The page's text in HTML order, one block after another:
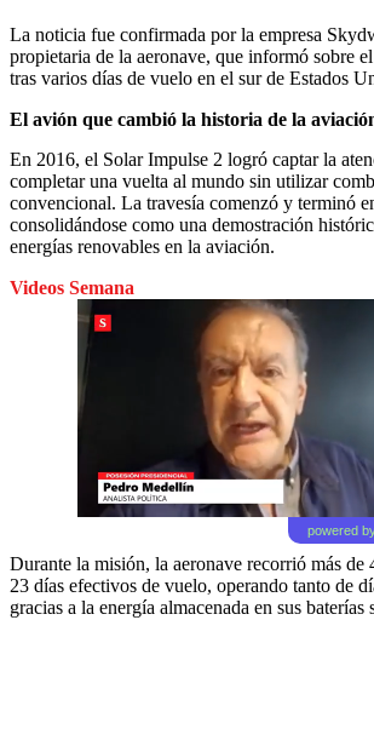
La noticia fue confirmada por la empresa
propietaria de la aeronave, que informó sobre
tras varios días de vuelo en el sur de Estados
El avión que cambió la historia de la
En 2016, el Solar Impulse 2 logró captar la
completar una vuelta al mundo sin utilizar
convencional. La travesía comenzó y terminó
consolidándose como una demostración
energías renovables en la aviación.
Videos Semana
powered
Durante la misión, la aeronave recorrió más de
23 días efectivos de vuelo, operando tanto de
gracias a la energía almacenada en sus baterías